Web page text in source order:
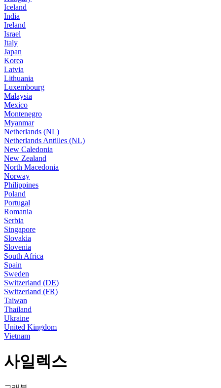
Iceland
India
Ireland
Israel
Italy
Japan
Korea
Latvia
Lithuania
Luxembourg
Malaysia
Mexico
Montenegro
Myanmar
Netherlands (NL)
Netherlands Antilles (NL)
New Caledonia
New Zealand
North Macedonia
Norway
Philippines
Poland
Portugal
Romania
Serbia
Singapore
Slovakia
Slovenia
South Africa
Spain
Sweden
Switzerland (DE)
Switzerland (FR)
Taiwan
Thailand
Ukraine
United Kingdom
Vietnam
사일렉스